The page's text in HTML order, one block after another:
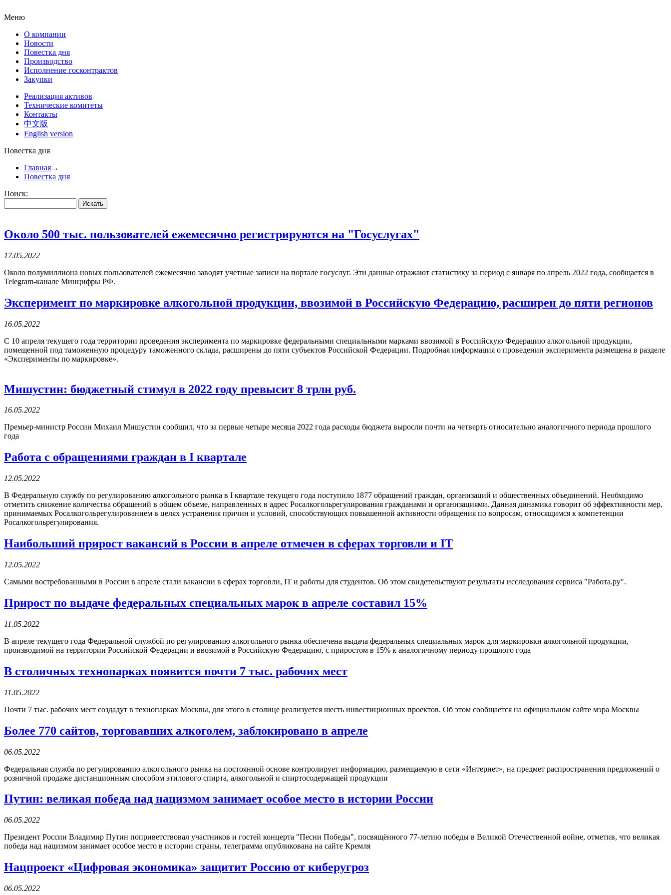
Меню
О компании
Новости
Повестка дня
Производство
Исполнение госконтрактов
Закупки
Реализация активов
Технические комитеты
Контакты
中文版
English version
Повестка дня
Главная→
Повестка дня
Поиск:
Около 500 тыс. пользователей ежемесячно регистрируются на "Госуслугах"
17.05.2022
Около полумиллиона новых пользователей ежемесячно заводят учетные записи на портале госуслуг. Эти данные отражают статистику за период с января по апрель 2022 года, сообщается в
Telegram-канале Минцифры РФ.
Эксперимент по маркировке алкогольной продукции, ввозимой в Российскую Федерацию, расширен до пяти регионов
16.05.2022
С 10 апреля текущего года территории проведения эксперимента по маркировке федеральными специальными марками ввозимой в Российскую Федерацию алкогольной продукции,
помещенной под таможенную процедуру таможенного склада, расширены до пяти субъектов Российской Федерации. Подробная информация о проведении эксперимента размещена в разделе
«Эксперименты по маркировке».
Мишустин: бюджетный стимул в 2022 году превысит 8 трлн руб.
16.05.2022
Премьер-министр России Михаил Мишустин сообщил, что за первые четыре месяца 2022 года расходы бюджета выросли почти на четверть относительно аналогичного периода прошлого
года
Работа с обращениями граждан в I квартале
12.05.2022
В Федеральную службу по регулированию алкогольного рынка в I квартале текущего года поступило 1877 обращений граждан, организаций и общественных объединений. Необходимо
отметить снижение количества обращений в общем объеме, направленных в адрес Росалкогольрегулирования гражданами и организациями. Данная динамика говорит об эффективности мер,
принимаемых Росалкогольрегулированием в целях устранения причин и условий, способствующих повышенной активности обращения по вопросам, относящимся к компетенции
Росалкогольрегулирования.
Наибольший прирост вакансий в России в апреле отмечен в сферах торговли и IT
12.05.2022
Самыми востребованными в России в апреле стали вакансии в сферах торговли, IT и работы для студентов. Об этом свидетельствуют результаты исследования сервиса "Работа.ру".
Прирост по выдаче федеральных специальных марок в апреле составил 15%
11.05.2022
В апреле текущего года Федеральной службой по регулированию алкогольного рынка обеспечена выдача федеральных специальных марок для маркировки алкогольной продукции,
производимой на территории Российской Федерации и ввозимой в Российскую Федерацию, с приростом в 15% к аналогичному периоду прошлого года
В столичных технопарках появится почти 7 тыс. рабочих мест
11.05.2022
Почти 7 тыс. рабочих мест создадут в технопарках Москвы, для этого в столице реализуется шесть инвестиционных проектов. Об этом сообщается на официальном сайте мэра Москвы
Более 770 сайтов, торговавших алкоголем, заблокировано в апреле
06.05.2022
Федеральная служба по регулированию алкогольного рынка на постоянной основе контролирует информацию, размещаемую в сети «Интернет», на предмет распространения предложений о
розничной продаже дистанционным способом этилового спирта, алкогольной и спиртосодержащей продукции
Путин: великая победа над нацизмом занимает особое место в истории России
06.05.2022
Президент России Владимир Путин поприветствовал участников и гостей концерта "Песни Победы", посвящённого 77-летию победы в Великой Отечественной войне, отметив, что великая
победа над нацизмом занимает особое место в истории страны, телеграмма опубликована на сайте Кремля
Нацпроект «Цифровая экономика» защитит Россию от киберугроз
06.05.2022